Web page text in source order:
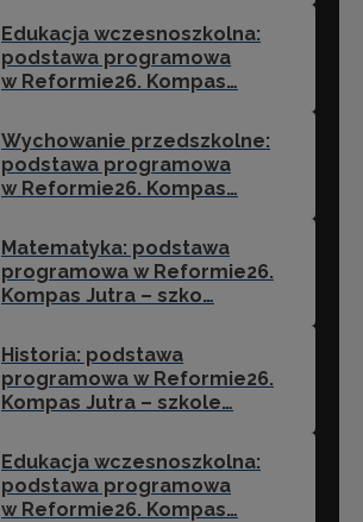
Edukacja wczesnoszkolna:
podstawa programowa
w Reformie26. Kompas…
Wychowanie przedszkolne:
podstawa programowa
w Reformie26. Kompas…
Matematyka: podstawa
programowa w Reformie26.
Kompas Jutra – szko…
Historia: podstawa
programowa w Reformie26.
Kompas Jutra – szkole…
Edukacja wczesnoszkolna:
podstawa programowa
w Reformie26. Kompas…